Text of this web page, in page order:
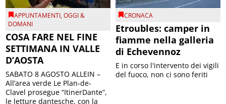
APPUNTAMENTI,OGGI &
DOMANI
COSA FARE NEL FINE
SETTIMANA IN VALLE
D’AOSTA
SABATO 8 AGOSTO ALLEIN –
All’area verde Le Plan-de-
Clavel prosegue “ItinerDante”,
le letture dantesche, con la
CRONACA
Etroubles: camper in
fiamme nella galleria
di Echevennoz
E in corso l'intervento dei vigili
del fuoco, non ci sono feriti